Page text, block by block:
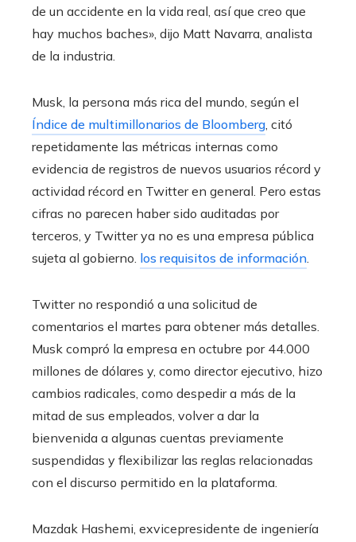
de un accidente en la vida real, así que creo que
hay muchos baches», dijo Matt Navarra, analista
de la industria.
Musk, la persona más rica del mundo, según el
Índice de multimillonarios de Bloomberg, citó
repetidamente las métricas internas como
evidencia de registros de nuevos usuarios récord y
actividad récord en Twitter en general. Pero estas
cifras no parecen haber sido auditadas por
terceros, y Twitter ya no es una empresa pública
sujeta al gobierno. los requisitos de información.
Twitter no respondió a una solicitud de
comentarios el martes para obtener más detalles.
Musk compró la empresa en octubre por 44.000
millones de dólares y, como director ejecutivo, hizo
cambios radicales, como despedir a más de la
mitad de sus empleados, volver a dar la
bienvenida a algunas cuentas previamente
suspendidas y flexibilizar las reglas relacionadas
con el discurso permitido en la plataforma.
Mazdak Hashemi, exvicepresidente de ingeniería